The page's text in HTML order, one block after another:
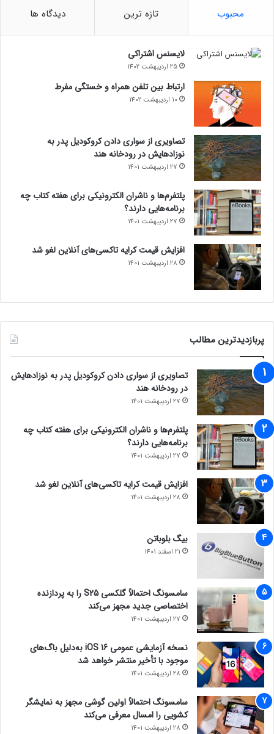
محبوب تازه ترین دیدگاه ها
لایسنس اشتراکی
25 اردیبهشت 1402
ارتباط بین تلفن همراه و خستگی مفرط
10 اردیبهشت 1402
تصاویری از سواری دادن کروکودیل پدر به
نوزادهایش در رودخانه هند
27 اردیبهشت 1401
پلتفرم‌ها و ناشران الکترونیکی برای هفته کتاب چه
برنامه‌هایی دارند؟
27 اردیبهشت 1401
افزایش قیمت کرایه تاکسی‌های آنلاین لغو شد
28 اردیبهشت 1401
پربازدیدترین مطالب
تصاویری از سواری دادن کروکودیل پدر به نوزادهایش
در رودخانه هند
27 اردیبهشت 1401
پلتفرم‌ها و ناشران الکترونیکی برای هفته کتاب چه
برنامه‌هایی دارند؟
27 اردیبهشت 1401
افزایش قیمت کرایه تاکسی‌های آنلاین لغو شد
28 اردیبهشت 1401
بیگ بلوباتن
21 اسفند 1401
سامسونگ احتمالاً گلکسی S25 را به پردازنده
اختصاصی جدید مجهز می‌کند
27 اردیبهشت 1401
نسخه آزمایشی عمومی iOS 16 به‌دلیل باگ‌های
موجود با تأخیر منتشر خواهد شد
28 اردیبهشت 1401
سامسونگ احتمالاً اولین گوشی مجهز به نمایشگر
کشویی را امسال معرفی می‌کند
28 اردیبهشت 1401